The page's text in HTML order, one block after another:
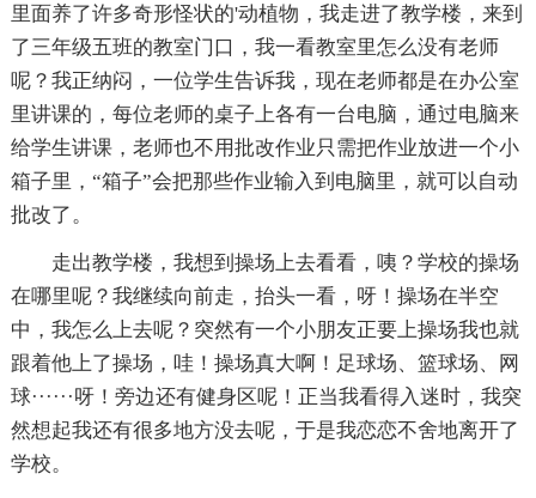
里面养了许多奇形怪状的'动植物，我走进了教学楼，来到
了三年级五班的教室门口，我一看教室里怎么没有老师
呢？我正纳闷，一位学生告诉我，现在老师都是在办公室
里讲课的，每位老师的桌子上各有一台电脑，通过电脑来
给学生讲课，老师也不用批改作业只需把作业放进一个小
箱子里，“箱子”会把那些作业输入到电脑里，就可以自动
批改了。
走出教学楼，我想到操场上去看看，咦？学校的操场
在哪里呢？我继续向前走，抬头一看，呀！操场在半空
中，我怎么上去呢？突然有一个小朋友正要上操场我也就
跟着他上了操场，哇！操场真大啊！足球场、篮球场、网
球······呀！旁边还有健身区呢！正当我看得入迷时，我突
然想起我还有很多地方没去呢，于是我恋恋不舍地离开了
学校。